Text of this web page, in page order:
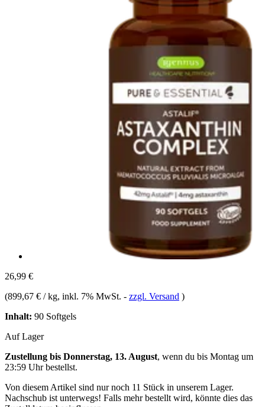
26,99 €
(899,67 € / kg, inkl. 7% MwSt. - zzgl. Versand )
Inhalt: 90 Softgels
Auf Lager
Zustellung bis Donnerstag, 13. August, wenn du bis Montag um
23:59 Uhrbestellst.
Von diesem Artikel sind nur noch 11 Stück in unserem Lager.
Nachschub ist unterwegs! Falls mehr bestellt wird, könnte dies das